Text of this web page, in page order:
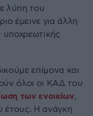
λύπη του
έμεινε για άλλη
επίμονα και
όλοι οι ΚΑΔ του
των ενοικίων,
έτους. Η ανάγκη